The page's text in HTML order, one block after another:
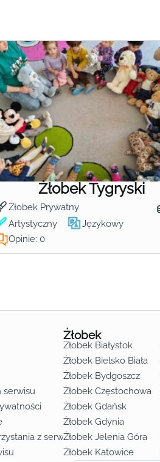
Żłobek Tygryski
Żłobek Prywatny
Artystyczny Językowy
Opinie: 0
do lat 3
serwisu
z serwisu
Żłobek
Żłobek Białystok
Żłobek Bielsko Biała
Żłobek Bydgoszcz
Żłobek Częstochowa
Żłobek Gdańsk
Żłobek Gdynia
Żłobek Jelenia Góra
Żłobek Katowice